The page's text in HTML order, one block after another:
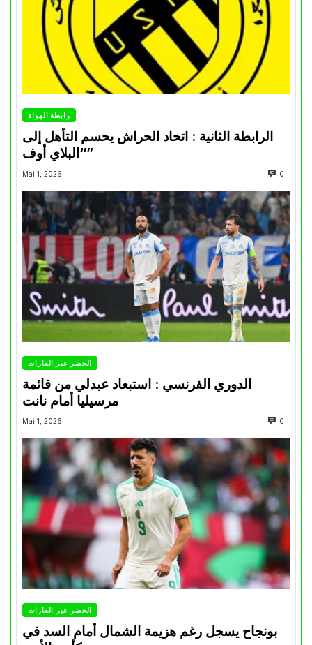
رابطة الهواة
الرابطة الثانية : اتحاد الحراش يحسم التأهل إلى
“البلاي أوف”
Mai 1, 2026 0
الخضر عبر القارات
الدوري الفرنسي : استبعاد عبدلي من قائمة
مرسيليا أمام نانت
Mai 1, 2026 0
الخضر عبر القارات
بونجاح يسجل رغم هزيمة الشمال أمام السد في